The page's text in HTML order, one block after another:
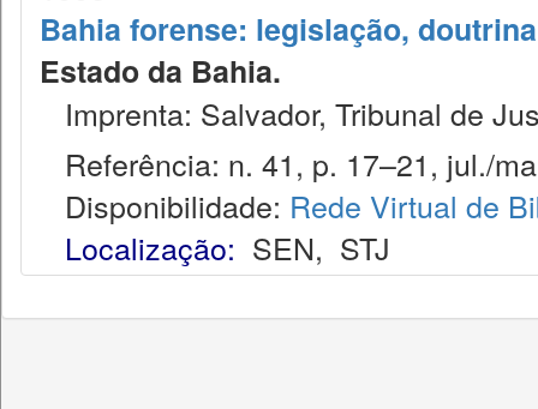
Bahia forense: legislação,
Estado da Bahia.
Imprenta: Salvador, Tribunal de
Referência: n. 41, p. 17–21, jul./
Disponibilidade: Rede Virtual de
Localização: SEN, STJ